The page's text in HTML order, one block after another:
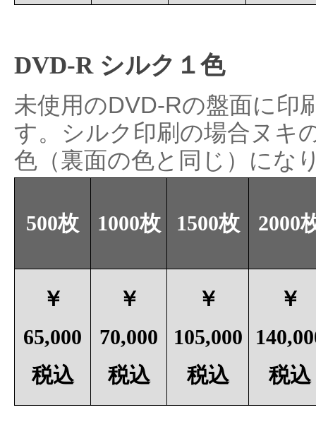
DVD-R シルク１色
未使用のDVD-Rの盤面に印
す。シルク印刷の場合ヌキ
色（裏面の色と同じ）にな
500枚 1000枚 1500枚 2000
￥
65,000
税込
￥
70,000
税込
￥
105,000
税込
￥
税込